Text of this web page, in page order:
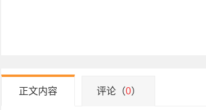
正文内容 评论（0）